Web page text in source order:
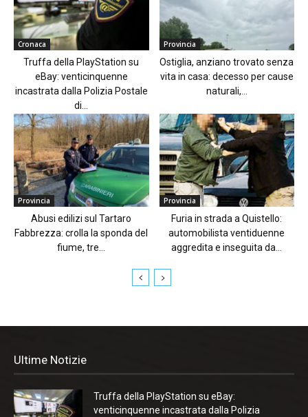
Cronaca
Truffa della PlayStation su
eBay: venticinquenne
incastrata dalla Polizia Postale
di...
Provincia
Ostiglia, anziano trovato senza
vita in casa: decesso per cause
naturali,...
Provincia
Abusi edilizi sul Tartaro
Fabbrezza: crolla la sponda del
fiume, tre...
Provincia
Furia in strada a Quistello:
automobilista ventiduenne
aggredita e inseguita da...
Ultime Notizie
Truffa della PlayStation su eBay:
venticinquenne incastrata dalla Polizia